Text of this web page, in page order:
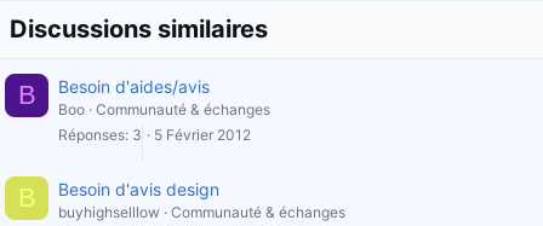
Discussions similaires
B Besoin d'aides/avis
Boo Communauté & échanges
Réponses 3 5 Février 2012
B Besoin d'avis design
buyhighselllow
Communauté & échanges